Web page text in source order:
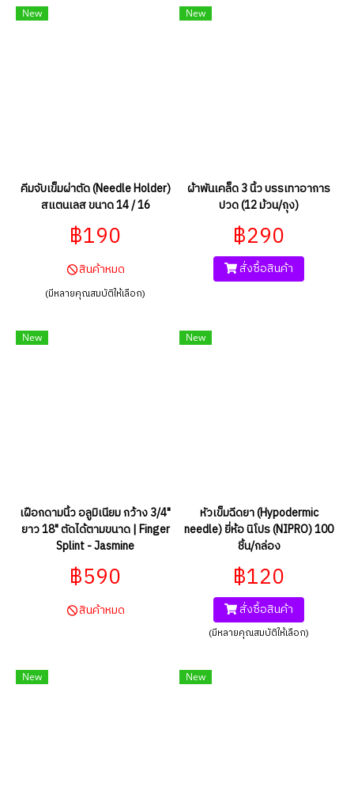
New
คีมจับเข็มผ่าตัด (Needle Holder)
สแตนเลส ขนาด 14 / 16
฿190
สินค้าหมด
(มีหลายคุณสมบัติให้เลือก)
New
ผ้าพันเคล็ด 3 นิ้ว บรรเทาอาการ
ปวด (12 ม้วน/ถุง)
฿290
สั่งซื้อสินค้า
New
เฝือกดามนิ้ว อลูมิเนียม กว้าง 3/4"
ยาว 18" ตัดได้ตามขนาด | Finger
Splint - Jasmine
฿590
สินค้าหมด
New
หัวเข็มฉีดยา (Hypodermic
needle) ยี่ห้อ นิโปร (NIPRO) 100
ชิ้น/กล่อง
฿120
สั่งซื้อสินค้า
(มีหลายคุณสมบัติให้เลือก)
New New